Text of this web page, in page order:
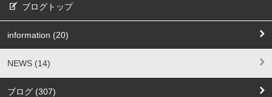
ブログトップ
information (20)
NEWS (14)
ブログ (307)